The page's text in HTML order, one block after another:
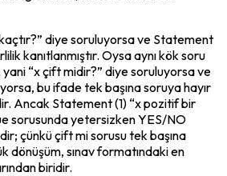
diye soruluyorsa ve Statement
kanıtlanmıştır. Oysa aynı kök soru
“x çift midir?” diye soruluyorsa ve
bu ifade tek başına soruya hayır
Ancak Statement (1) “x pozitif bir
sorusunda yetersizken YES/NO
çünkü çift mi sorusu tek başına
dönüşüm, sınav formatındaki en
biridir.